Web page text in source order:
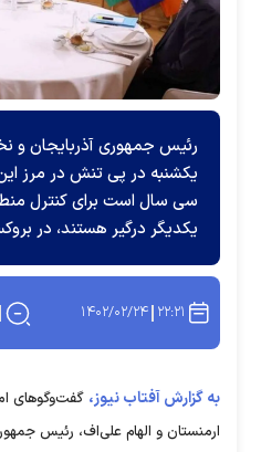
رئیس جمهوری آذربایجان و
یکشنبه در پی تنش در مرز
سی سال است برای کنترل
یکدیگر درگیر هستند، در
۲۲:۲۱ ۱۴۰۲/۰۲/۲۴
به گزارش آفتاب نیوز، گفت‌وگوهای
ارمنستان و الهام علی‌اف، رئیس